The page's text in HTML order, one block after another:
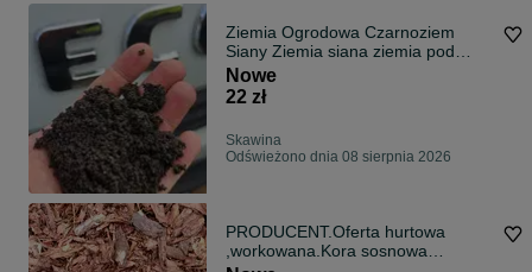
Ziemia Ogrodowa Czarnoziem
Siany Ziemia siana ziemia pod
trawniki Humus kora sosnowa
piasek kliniec kruszywo pod kostke
usługi minikoparka
Nowe
22 zł
Skawina
Odświeżono dnia 08 sierpnia 2026
PRODUCENT.Oferta hurtowa
,workowana.Kora sosnowa